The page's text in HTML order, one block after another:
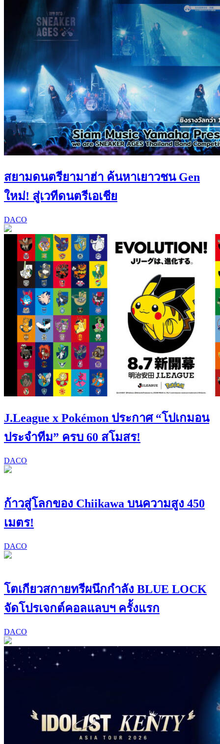
สยามดนตรียามาฮ่า ค้นหาเยาวชน Gen
ใหม่! สู่เวทีดนตรีเอเชีย
DACO
J.League x Pokémon ประกาศ “โปเกมอน
ประจำทีม” ครบ 60 สโมสร!
DACO
ก้าวสู่โลกของ Chiikawa บนความสูง 450
เมตร!
DACO
โตเกียวสกายทรีผนึกกำลัง BLUE LOCK
จัดโปรเจกต์คอลแลบฯ ครั้งแรก
DACO